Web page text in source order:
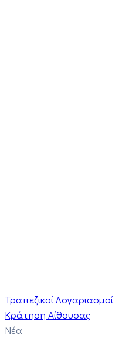
Τραπεζικοί Λογαριασμοί
Κράτηση Αίθουσας
Νέα